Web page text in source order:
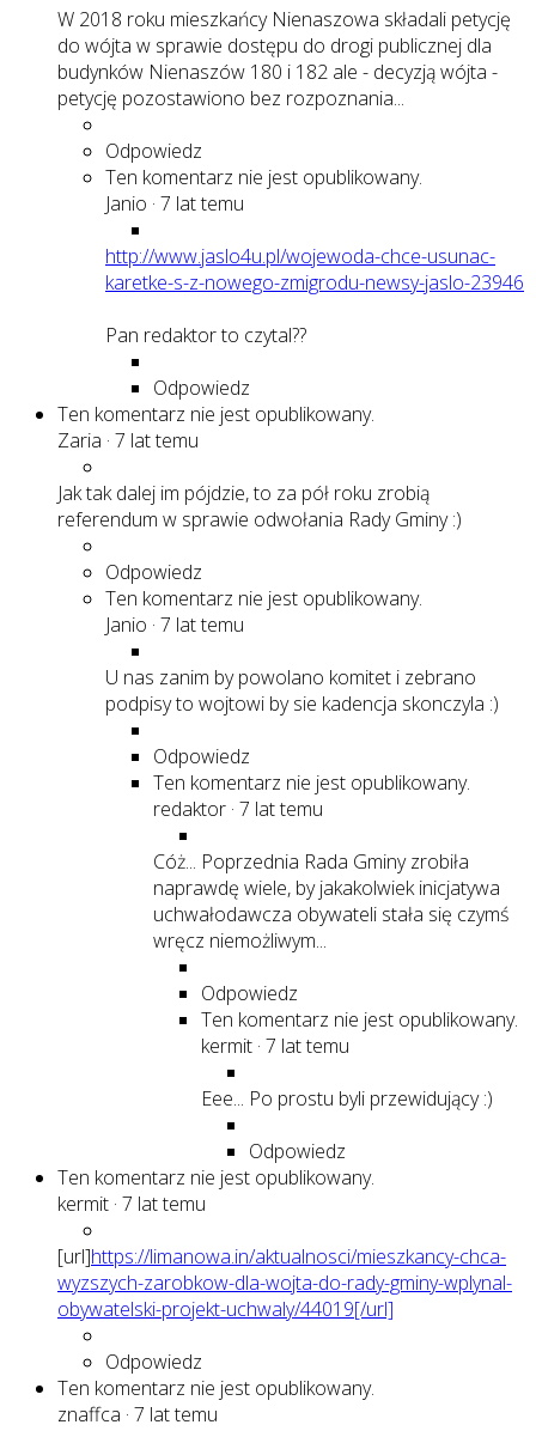
W 2018 roku mieszkańcy Nienaszowa składali petycję
do wójta w sprawie dostępu do drogi publicznej dla
budynków Nienaszów 180 i 182 ale - decyzją wójta -
petycję pozostawiono bez rozpoznania...
Odpowiedz
Ten komentarz nie jest opublikowany.
Janio · 7 lat temu
http://www.jaslo4u.pl/wojewoda-chce-usunac-
karetke-s-z-nowego-zmigrodu-newsy-jaslo-23946
Pan redaktor to czytal??
Odpowiedz
Ten komentarz nie jest opublikowany.
Zaria · 7 lat temu
Jak tak dalej im pójdzie, to za pół roku zrobią
referendum w sprawie odwołania Rady Gminy :)
Odpowiedz
Ten komentarz nie jest opublikowany.
Janio · 7 lat temu
U nas zanim by powolano komitet i zebrano
podpisy to wojtowi by sie kadencja skonczyla :)
Odpowiedz
Ten komentarz nie jest opublikowany.
redaktor · 7 lat temu
Cóż... Poprzednia Rada Gminy zrobiła
naprawdę wiele, by jakakolwiek inicjatywa
uchwałodawcza obywateli stała się czymś
wręcz niemożliwym...
Odpowiedz
Ten komentarz nie jest opublikowany.
kermit · 7 lat temu
Eee... Po prostu byli przewidujący :)
Odpowiedz
Ten komentarz nie jest opublikowany.
kermit · 7 lat temu
[url]https://limanowa.in/aktualnosci/mieszkancy-chca-
wyzszych-zarobkow-dla-wojta-do-rady-gminy-wplynal-
obywatelski-projekt-uchwaly/44019[/url]
Odpowiedz
Ten komentarz nie jest opublikowany.
znaffca · 7 lat temu